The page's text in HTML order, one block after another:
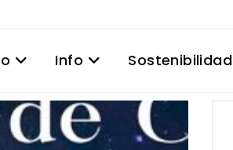
Info Sostenibilidad